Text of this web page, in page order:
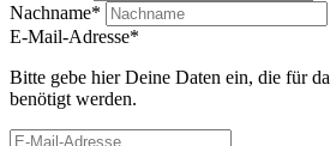
Nachname*
E-Mail-Adresse*
Bitte gebe hier Deine Daten ein, die für
benötigt werden.